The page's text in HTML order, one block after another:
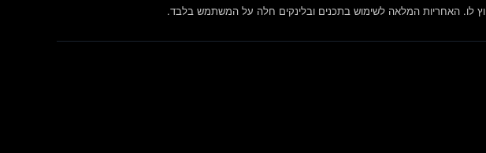
לו. האחריות המלאה לשימוש בתכנים ובלינקים חלה על המשתמש בלבד.